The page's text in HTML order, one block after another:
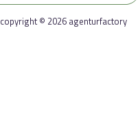
copyright © 2026 agenturfactory